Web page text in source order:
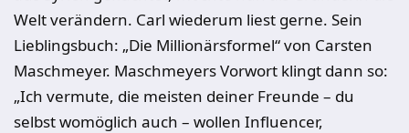
Welt verändern. Carl wiederum liest gerne. Sein
Lieblingsbuch: „Die Millionärsformel“ von Carsten
Maschmeyer. Maschmeyers Vorwort klingt dann so:
„Ich vermute, die meisten deiner Freunde – du
selbst womöglich auch – wollen Influencer,